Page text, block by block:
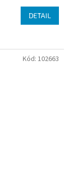
DETAIL
Kód: 102663